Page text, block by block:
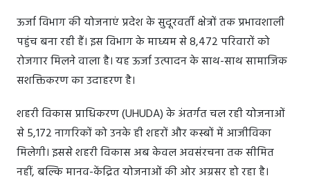
ऊर्जा विभाग की योजनाएं प्रदेश के सुदूरवर्ती क्षेत्रों तक प्रभावशाली
पहुंच बना रही हैं। इस विभाग के माध्यम से 8,472 परिवारों को
रोजगार मिलने वाला है। यह ऊर्जा उत्पादन के साथ-साथ सामाजिक
सशक्तिकरण का उदाहरण है।
शहरी विकास प्राधिकरण (UHUDA) के अंतर्गत चल रही योजनाओं
से 5,172 नागरिकों को उनके ही शहरों और कस्बों में आजीविका
मिलेगी। इससे शहरी विकास अब केवल अवसंरचना तक सीमित
नहीं, बल्कि मानव-केंद्रित योजनाओं की ओर अग्रसर हो रहा है।